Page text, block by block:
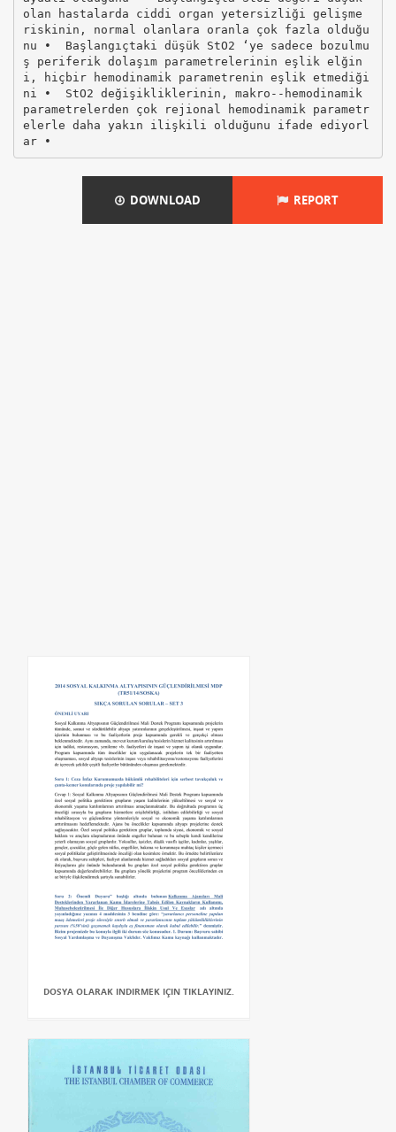
DOWNLOAD REPORT
DOSYA OLARAK INDIRMEK IÇIN TIKLAYINIZ.